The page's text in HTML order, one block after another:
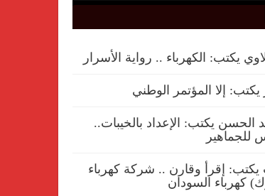
يكتب: الكهرباء .. رواية الأسرار
إلا المؤتمر الوطني
يكتب: الإعداد بالخيبات..
للجماهير
يكتب: إقرأ وقارن .. شركة كهرباء
كهرباء السودان